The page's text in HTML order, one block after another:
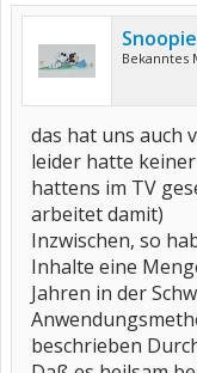
Bekanntes
das hat uns auch
leider hatte
hattens im TV
arbeitet damit)
Inzwischen, so
Inhalte eine
Jahren in der
beschrieben